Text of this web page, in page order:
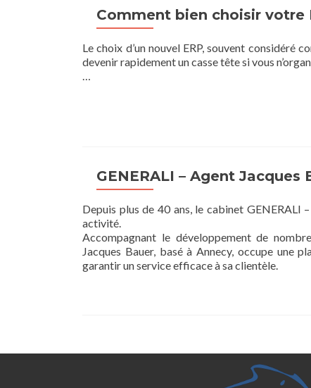
Comment bien choisir votre
Le choix d’un nouvel ERP, souvent considéré
devenir rapidement un casse tête si vous
…
GENERALI – Agent Jacques
Depuis plus de 40 ans, le cabinet GENERALI
activité.
Accompagnant le développement de
Jacques Bauer, basé à Annecy, occupe une
garantir un service efficace à sa clientèle.
Posts